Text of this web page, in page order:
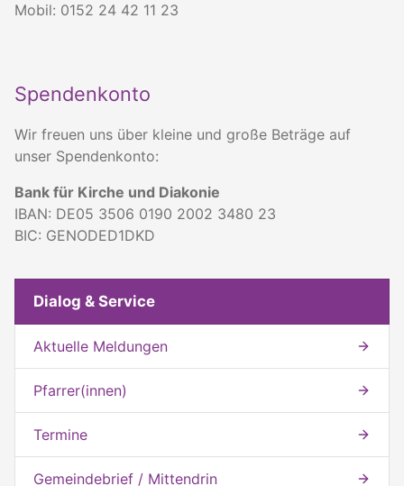
Mobil: 0152 24 42 11 23
Spendenkonto
Wir freuen uns über kleine und große Beträge auf
unser Spendenkonto:
Bank für Kirche und Diakonie
IBAN: DE05 3506 0190 2002 3480 23
BIC: GENODED1DKD
Dialog & Service
Aktuelle Meldungen
Pfarrer(innen)
Termine
Gemeindebrief / Mittendrin